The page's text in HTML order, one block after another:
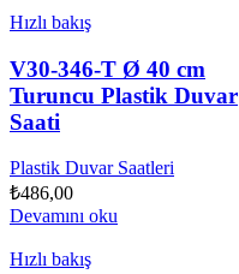
Hızlı bakış
V30-346-T Ø 40 cm
Turuncu Plastik Duvar
Saati
Plastik Duvar Saatleri
₺486,00
Devamını oku
Hızlı bakış